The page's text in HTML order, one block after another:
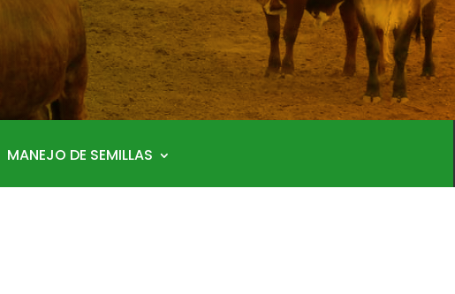
MANEJO DE SEMILLAS